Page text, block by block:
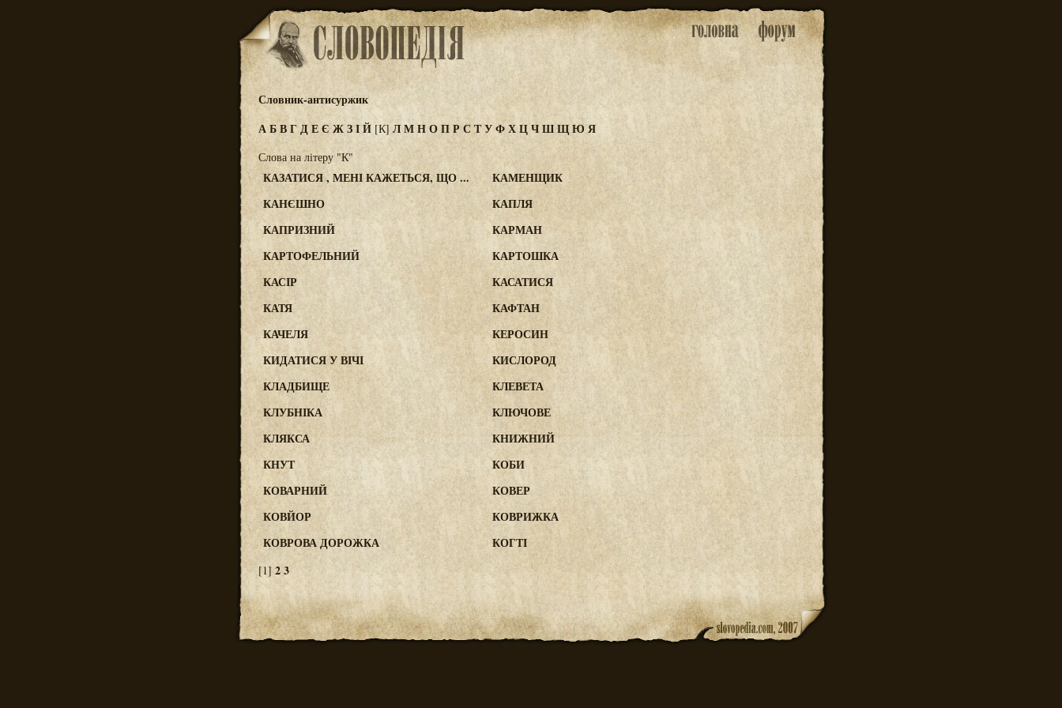
Словник-антисуржик
АБВГДЕЄЖЗІЙ [К] ЛМНОПРСТУФХЦЧШЩЮЯ
Слова на літеру "К"
КАЗАТИСЯ , МЕНІ КАЖЕТЬСЯ, ЩО ...
КАМЕНЩИК
КАНЄШНО
КАПЛЯ
КАПРИЗНИЙ
КАРМАН
КАРТОФЕЛЬНИЙ
КАРТОШКА
КАСІР
КАСАТИСЯ
КАТЯ
КАФТАН
КАЧЕЛЯ
КЕРОСИН
КИДАТИСЯ У ВІЧІ
КИСЛОРОД
КЛАДБИЩЕ
КЛЕВЕТА
КЛУБНІКА
КЛЮЧОВЕ
КЛЯКСА
КНИЖНИЙ
КНУТ
КОБИ
КОВАРНИЙ
КОВЕР
КОВЙОР
КОВРИЖКА
КОВРОВА ДОРОЖКА
КОГТІ
[1] 23